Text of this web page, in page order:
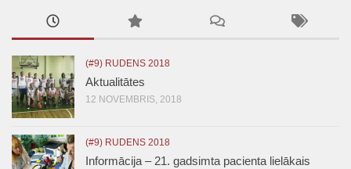
(#9) RUDENS 2018
Aktualitātes
12 NOVEMBRIS, 2018
(#9) RUDENS 2018
Informācija – 21. gadsimta pacienta lielākais